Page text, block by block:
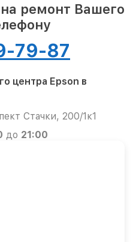
ремонт Вашего
79-87
центра Epson в
Стачки, 200/1к1
до 21:00